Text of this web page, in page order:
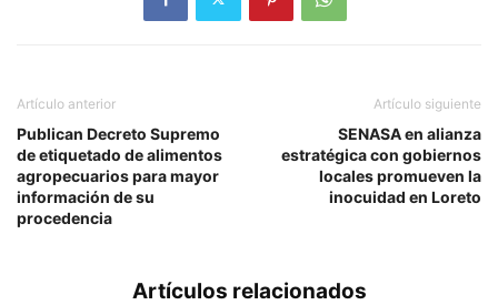
Artículo anterior
Publican Decreto Supremo
de etiquetado de alimentos
agropecuarios para mayor
información de su
procedencia
Artículo siguiente
SENASA en alianza
estratégica con gobiernos
locales promueven la
inocuidad en Loreto
Artículos relacionados